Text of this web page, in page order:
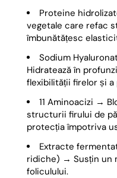
Proteine
vegetale care refac
îmbunătățesc
Sodium
Hidratează în
flexibilității firelor și
11 Aminoacizi →
structurii firului de
protecția împotriva
Extracte
ridiche) → Susțin un
foliculului.